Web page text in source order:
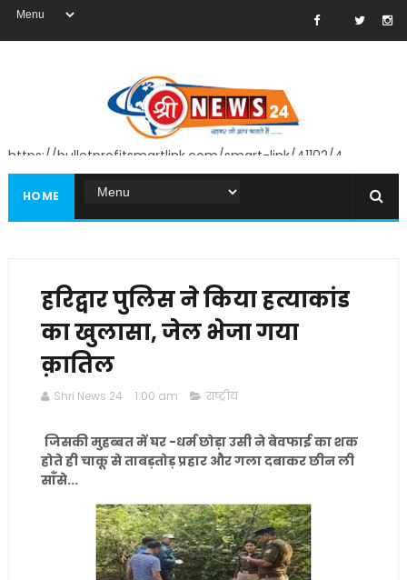
https://bulletprofitsmartlink.com/smart-link/41102/4
HOME
हरिद्वार पुलिस ने किया हत्याकांड
का खुलासा, जेल भेजा गया
क़ातिल
Shri News 24 1:00 am राष्ट्रीय
जिसकी मुहब्बत में घर -धर्म छोड़ा उसी ने बेवफाई का शक
होते ही चाकू से ताबड़तोड़ प्रहार और गला दबाकर छीन ली
साँसे...